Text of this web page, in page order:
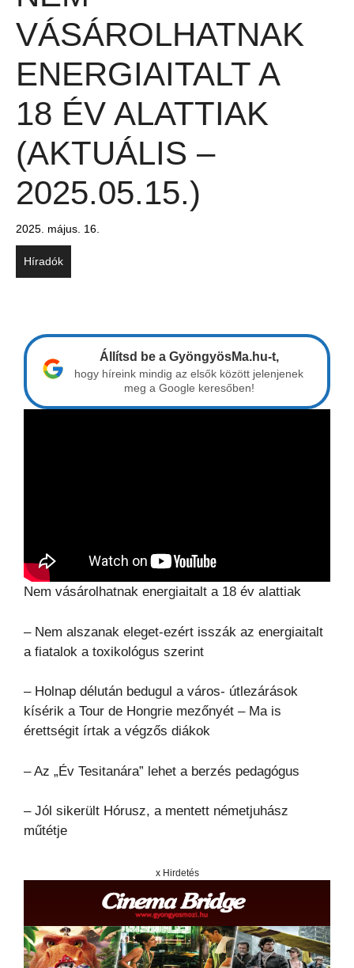
VÁSÁROLHATNAK
ENERGIAITALT A
18 ÉV ALATTIAK
(AKTUÁLIS –
2025.05.15.)
2025. május. 16.
Híradók
Állítsd be a GyöngyösMa.hu-t,
hogy híreink mindig az elsők között jelenjenek
meg a Google keresőben!
Nem vásárolhatnak energiaitalt a 18 év alattiak
– Nem alszanak eleget-ezért isszák az energiaitalt
a fiatalok a toxikológus szerint
– Holnap délután bedugul a város- útlezárások
kísérik a Tour de Hongrie mezőnyét – Ma is
érettségit írtak a végzős diákok
– Az „Év Tesitanára” lehet a berzés pedagógus
– Jól sikerült Hórusz, a mentett németjuhász
műtétje
x Hirdetés